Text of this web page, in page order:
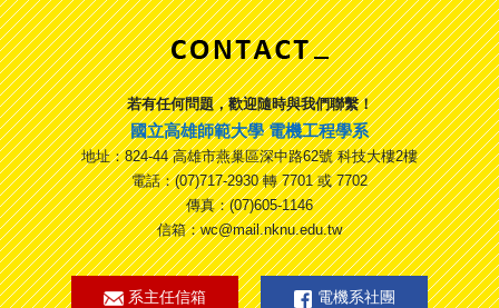
若有任何問題，歡迎隨時與我們聯繫！
國立高雄師範大學 電機工程學系
地址：824-44 高雄市燕巢區深中路62號 科技大樓2樓
電話：(07)717-2930 轉 7701 或 7702
傳真：(07)605-1146
信箱：wc@mail.nknu.edu.tw
系主任信箱 電機系社團